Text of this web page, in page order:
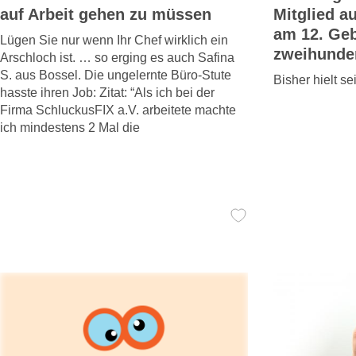
auf Arbeit gehen zu müssen
Lügen Sie nur wenn Ihr Chef wirklich ein
Arschloch ist. … so erging es auch Safina
S. aus Bossel. Die ungelernte Büro-Stute
hasste ihren Job: Zitat: “Als ich bei der
Firma SchluckusFIX a.V. arbeitete machte
ich mindestens 2 Mal die
Mitglied
am 12.
Bisher hielt